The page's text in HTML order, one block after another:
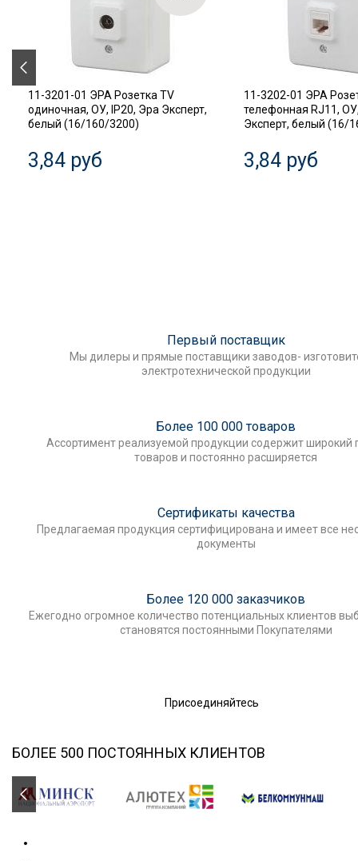
11-3201-01 ЭРА Розетка TV
одиночная, ОУ, IP20, Эра Эксперт,
белый (16/160/3200)
3,84 руб
11-3202-01 ЭРА
телефонная RJ11,
Эксперт, белый (16/
3,84 руб
Первый поставщик
Мы дилеры и прямые поставщики заводов-
электротехнической продукции
Более 100 000 товаров
Ассортимент реализуемой продукции содержит широкий
товаров и постоянно расширяется
Сертификаты качества
Предлагаемая продукция сертифицирована и имеет все
документы
Более 120 000 заказчиков
Ежегодно огромное количество потенциальных клиентов
становятся постоянными Покупателями
Присоединяйтесь
БОЛЕЕ 500 ПОСТОЯННЫХ КЛИЕНТОВ